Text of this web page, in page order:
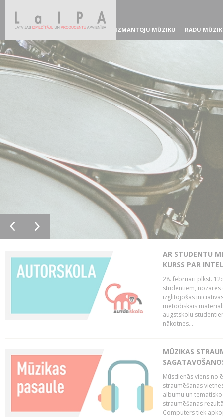
IZMANTOJU MŪZIKU RADU
AR STUDENTU
KURSS PAR
28. februārī plkst.
studentiem,
izglītojošās
metodiskais
augstskolu
nākotnes...
MŪZIKAS
Mūsdienās viens no
straumēšanas
albumu un
straumēšanas
Computers tiek